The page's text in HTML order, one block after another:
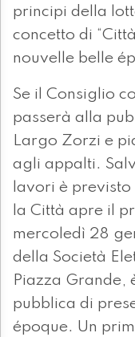
principi della
concetto di
nouvelle belle
Se il Consiglio
passerà alla
Largo Zorzi e
agli appalti.
lavori è previsto
la Città apre il
mercoledì 28
della Società
Piazza Grande,
pubblica di
époque. Un